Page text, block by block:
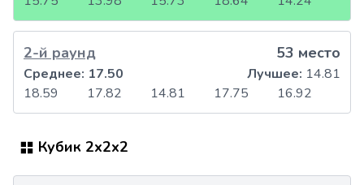
2-й раунд 53 место
18.59 17.82 14.81 17.75 16.92
Среднее: 17.50 Лучшее: 14.81
Кубик 2x2x2